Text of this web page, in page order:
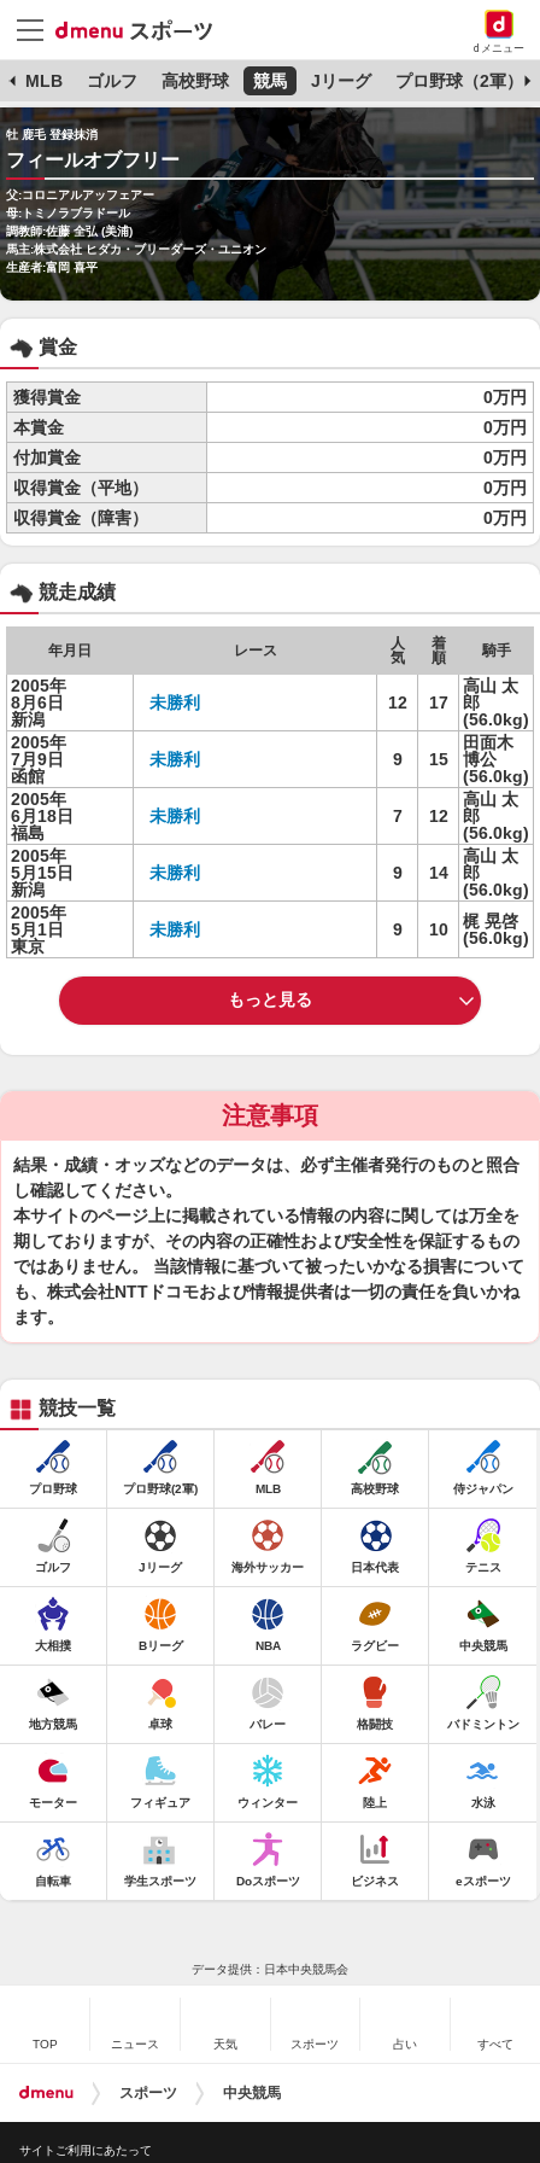
dメニュー
MLB ゴルフ 高校野球 競馬 Jリーグ プロ野球（2軍）
牡 鹿毛 登録抹消
フィールオブフリー
父:コロニアルアッフェアー
母:トミノラブラドール
調教師:佐藤 全弘 (美浦)
馬主:株式会社 ヒダカ・ブリーダーズ・ユニオン
生産者:富岡 喜平
賞金
獲得賞金
0万円
本賞金
0万円
付加賞金
0万円
収得賞金（平地）
0万円
収得賞金（障害）
0万円
競走成績
年月日 レース
人
気
着
順
騎手
2005年
8月6日
新潟
未勝利 12 17
高山 太
郎
(56.0kg)
2005年
7月9日
函館
未勝利 9 15
田面木
博公
(56.0kg)
2005年
6月18日
福島
未勝利 7 12
高山 太
郎
(56.0kg)
2005年
5月15日
新潟
未勝利 9 14
高山 太
郎
(56.0kg)
2005年
5月1日
東京
未勝利 9 10
梶 晃啓
(56.0kg)
もっと見る
注意事項
結果・成績・オッズなどのデータは、必ず主催者発行のものと照合
し確認してください。
本サイトのページ上に掲載されている情報の内容に関しては万全を
期しておりますが、その内容の正確性および安全性を保証するもの
ではありません。 当該情報に基づいて被ったいかなる損害について
も、株式会社NTTドコモおよび情報提供者は一切の責任を負いかね
ます。
競技一覧
プロ野球 プロ野球(2軍) MLB 高校野球 侍ジャパン
ゴルフ Jリーグ 海外サッカー 日本代表 テニス
大相撲 Bリーグ NBA ラグビー 中央競馬
地方競馬 卓球 バレー 格闘技 バドミントン
モーター フィギュア ウィンター 陸上 水泳
自転車 学生スポーツ Doスポーツ ビジネス eスポーツ
データ提供：日本中央競馬会
TOP ニュース 天気 スポーツ 占い すべて
スポーツ 中央競馬
サイトご利用にあたって